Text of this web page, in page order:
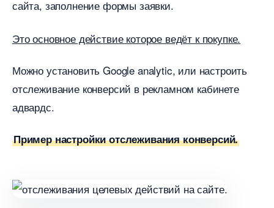
сайта, заполнение формы заявки.
Это основное действие которое ведёт к покупке.
Можно установить Google analytic, или настроить
отслеживание конверсий в рекламном кабинете
адвардс.
Пример настройки отслеживания конверсий.